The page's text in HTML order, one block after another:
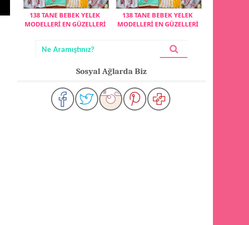
138 TANE BEBEK YELEK
MODELLERİ EN GÜZELLERİ
138 TANE BEBEK YELEK
MODELLERİ EN GÜZELLERİ
Sosyal Ağlarda Biz